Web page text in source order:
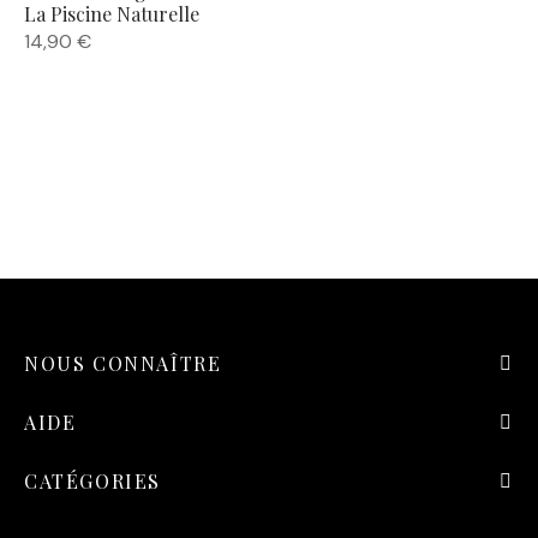
La Piscine Naturelle
14,90 €
NOUS CONNAÎTRE
AIDE
CATÉGORIES